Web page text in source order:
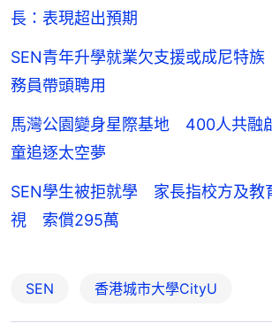
長：表現超出預期
SEN青年升學就業欠支援或成尼特
務員帶頭聘用
馬灣公園變身星際基地 400人共融
童追逐太空夢
SEN學生被拒就學 家長指校方及教
視 索償295萬
SEN 香港城市大學CityU